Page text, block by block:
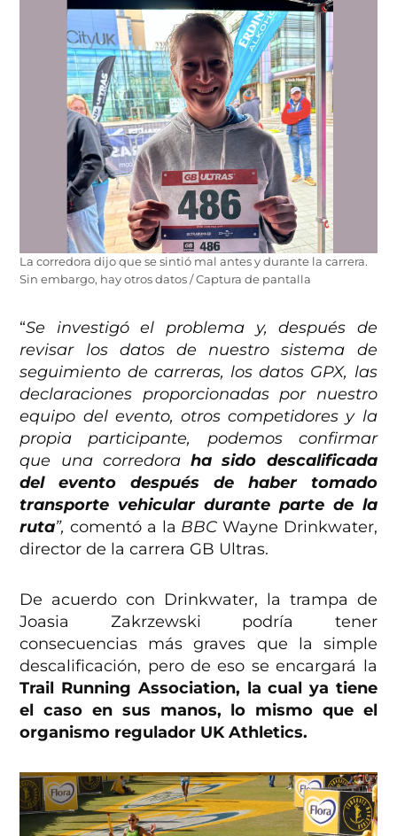
La corredora dijo que se sintió mal antes y durante la carrera.
Sin embargo, hay otros datos / Captura de pantalla
“Se investigó el problema y, después de
revisar los datos de nuestro sistema de
seguimiento de carreras, los datos GPX, las
declaraciones proporcionadas por nuestro
equipo del evento, otros competidores y la
propia participante, podemos confirmar
que una corredoraha sido descalificada
del evento después de haber tomado
transporte vehicular durante parte de la
ruta”,comentó a la BBC Wayne Drinkwater,
director de la carrera GB Ultras.
De acuerdo con Drinkwater, la trampa de
Joasia Zakrzewski podría tener
consecuencias más graves que la simple
descalificación, pero de eso se encargará la
Trail Running Association, la cual ya tiene
el caso en sus manos, lo mismo que el
organismo regulador UK Athletics.